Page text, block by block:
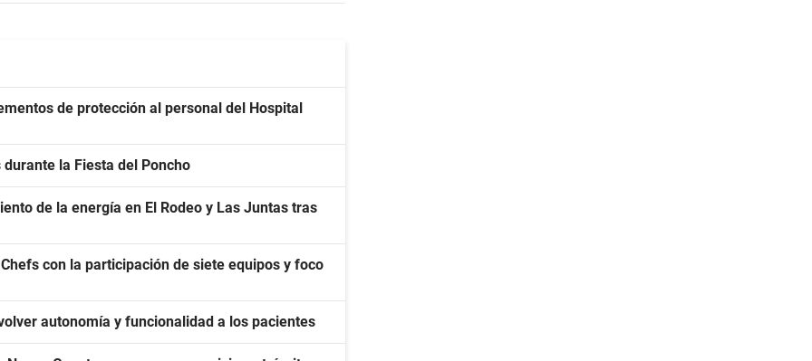
de protección al personal del Hospital
la Fiesta del Poncho
de la energía en El Rodeo y Las Juntas tras
con la participación de siete equipos y foco
autonomía y funcionalidad a los pacientes